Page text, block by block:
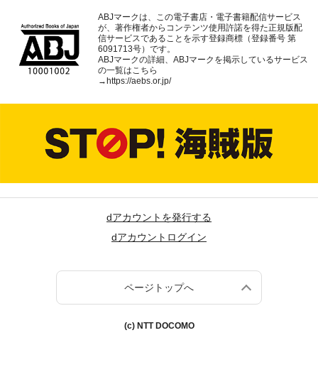
ABJマークは、この電子書店・電子書籍配信サービス
が、著作権者からコンテンツ使用許諾を得た正規版配
信サービスであることを示す登録商標（登録番号 第
6091713号）です。
ABJマークの詳細、ABJマークを掲示しているサービス
の一覧はこちら
→ https://aebs.or.jp/
dアカウントを発行する
dアカウントログイン
ページトップへ
(c) NTT DOCOMO